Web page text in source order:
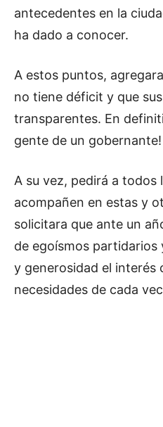
antecedentes en la
ha dado a conocer.
A estos puntos,
no tiene déficit y que
transparentes. En
gente de un gobernante!
A su vez, pedirá a todos
acompañen en estas y
solicitara que ante un
de egoísmos partidarios
y generosidad el interés
necesidades de cada